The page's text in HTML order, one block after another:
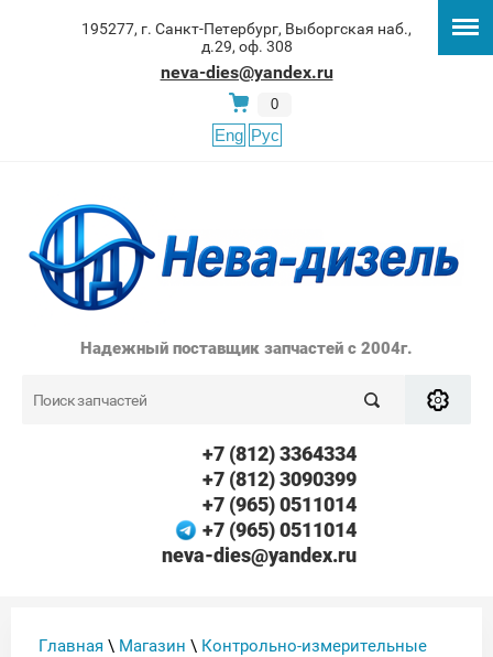
195277, г. Санкт-Петербург, Выборгская наб.,
д.29, оф. 308
neva-dies@yandex.ru
0
Eng Рус
Надежный поставщик запчастей с 2004г.
+7 (812) 3364334
+7 (812) 3090399
+7 (965) 0511014
+7 (965) 0511014
neva-dies@yandex.ru
Главная \ Магазин \ Контрольно-измерительные